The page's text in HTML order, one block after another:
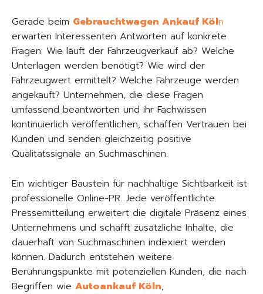
Gerade beim Gebrauchtwagen Ankauf Köln
erwarten Interessenten Antworten auf konkrete
Fragen: Wie läuft der Fahrzeugverkauf ab? Welche
Unterlagen werden benötigt? Wie wird der
Fahrzeugwert ermittelt? Welche Fahrzeuge werden
angekauft? Unternehmen, die diese Fragen
umfassend beantworten und ihr Fachwissen
kontinuierlich veröffentlichen, schaffen Vertrauen bei
Kunden und senden gleichzeitig positive
Qualitätssignale an Suchmaschinen.
Ein wichtiger Baustein für nachhaltige Sichtbarkeit ist
professionelle Online-PR. Jede veröffentlichte
Pressemitteilung erweitert die digitale Präsenz eines
Unternehmens und schafft zusätzliche Inhalte, die
dauerhaft von Suchmaschinen indexiert werden
können. Dadurch entstehen weitere
Berührungspunkte mit potenziellen Kunden, die nach
Begriffen wie Autoankauf Köln,